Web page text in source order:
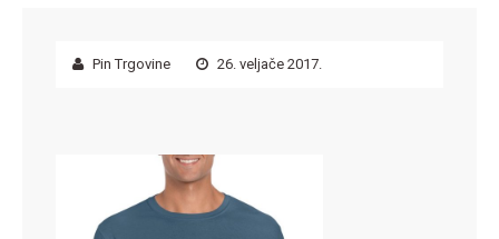
Pin Trgovine 26. veljače 2017.